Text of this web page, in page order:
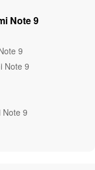
Note 9
9
Note 9
Note 9